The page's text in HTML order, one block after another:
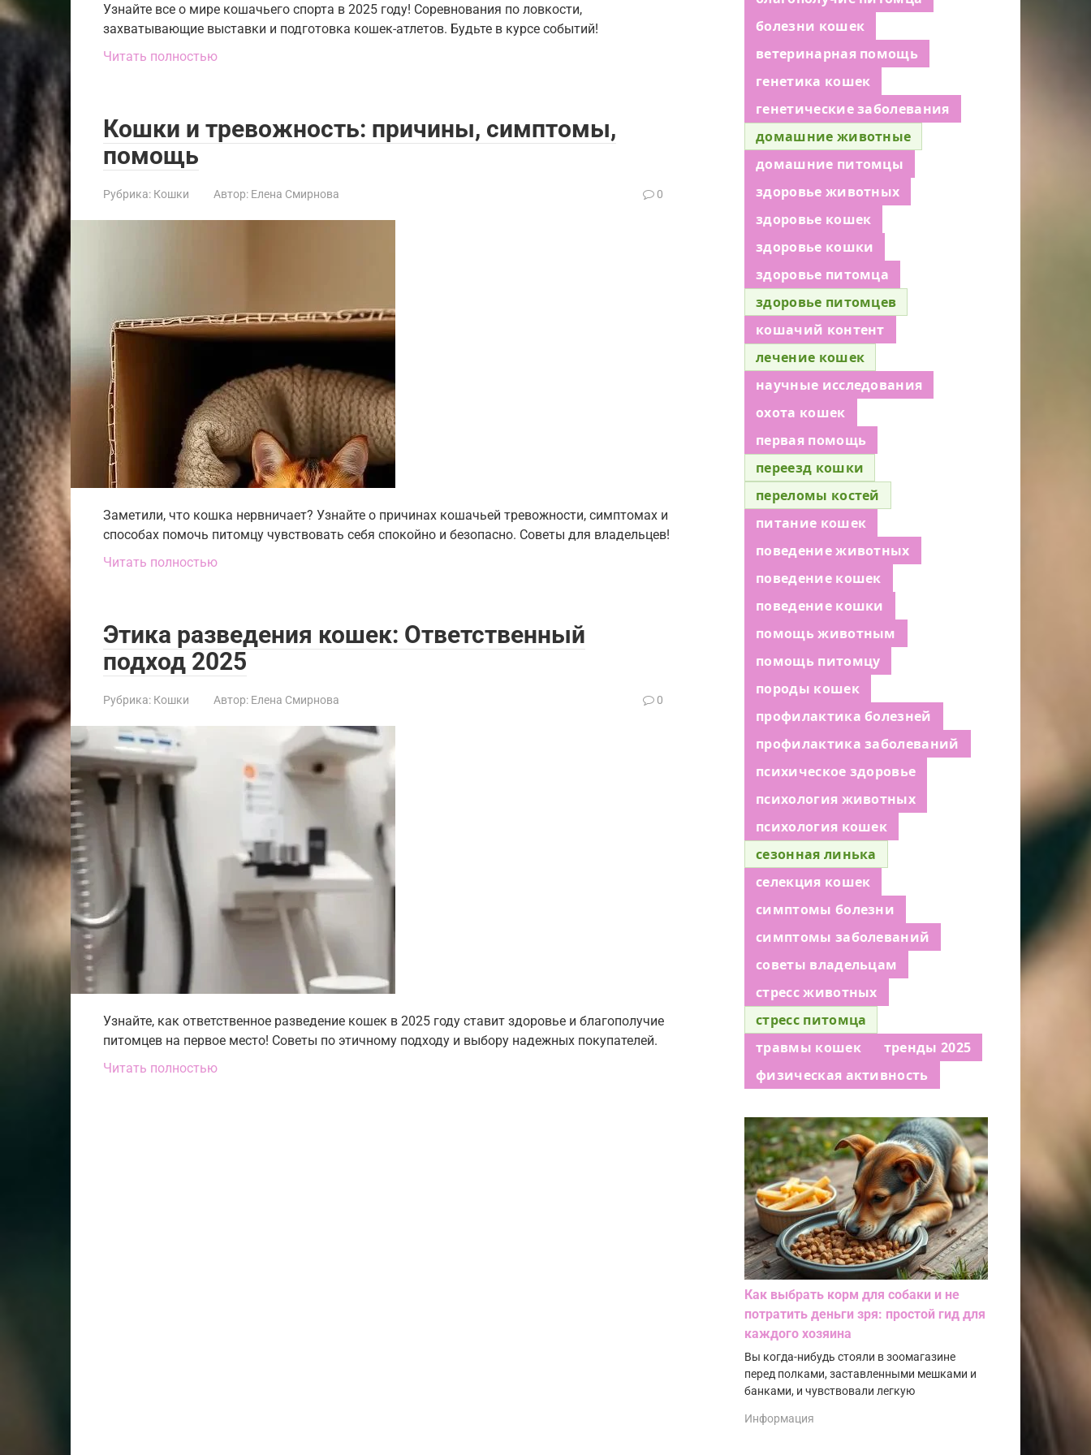
Узнайте все о мире кошачьего спорта в 2025 году! Соревнования по ловкости,
захватывающие выставки и подготовка кошек-атлетов. Будьте в курсе событий!
Читать полностью
Кошки и тревожность: причины, симптомы,
помощь
Рубрика: Кошки Автор: Елена Смирнова 0
Заметили, что кошка нервничает? Узнайте о причинах кошачьей тревожности, симптомах и
способах помочь питомцу чувствовать себя спокойно и безопасно. Советы для владельцев!
Читать полностью
Этика разведения кошек: Ответственный
подход 2025
Рубрика: Кошки Автор: Елена Смирнова 0
Узнайте, как ответственное разведение кошек в 2025 году ставит здоровье и благополучие
питомцев на первое место! Советы по этичному подходу и выбору надежных покупателей.
Читать полностью
болезни кошек
ветеринарная помощь
генетика кошек
генетические заболевания
домашние животные
домашние питомцы
здоровье животных
здоровье кошек
здоровье кошки
здоровье питомца
здоровье питомцев
кошачий контент
лечение кошек
научные исследования
охота кошек
первая помощь
переезд кошки
переломы костей
питание кошек
поведение животных
поведение кошек
поведение кошки
помощь животным
помощь питомцу
породы кошек
профилактика болезней
профилактика заболеваний
психическое здоровье
психология животных
психология кошек
сезонная линька
селекция кошек
симптомы болезни
симптомы заболеваний
советы владельцам
стресс животных
стресс питомца
травмы кошек
тренды 2025
физическая активность
Как выбрать корм для собаки и не
потратить деньги зря: простой гид для
каждого хозяина
Вы когда-нибудь стояли в зоомагазине
перед полками, заставленными мешками и
банками, и чувствовали легкую
Информация